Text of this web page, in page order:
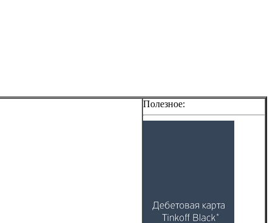
Полезное: